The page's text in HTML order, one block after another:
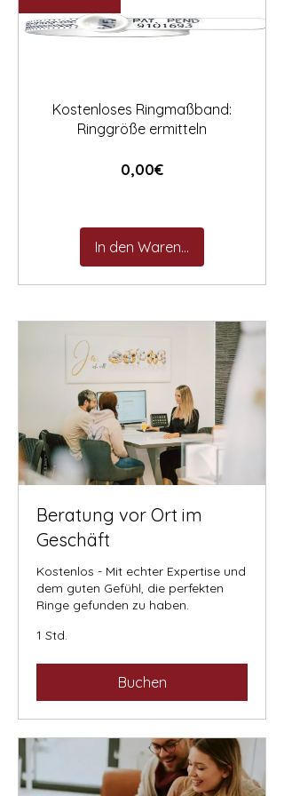
Kostenloses Ringmaßband:
Ringgröße ermitteln
0,00€Preis
In den Warenkorb
Beratung vor Ort im
Geschäft
Kostenlos - Mit echter Expertise und
dem guten Gefühl, die perfekten
Ringe gefunden zu haben.
1 Std.
Buchen